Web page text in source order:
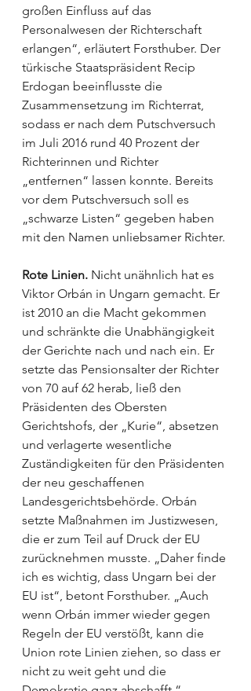
großen Einfluss auf das
Personalwesen der Rich­terschaft
erlangen“, erläutert Forsthuber. Der
türkische Staatspräsident Recip
Erdogan beeinflusste die
Zusammensetzung im Richterrat,
sodass er nach dem Putschversuch
im Juli 2016 rund 40 Prozent der
Richterinnen und Richter
„entfernen“ lassen konnte. Bereits
vor dem Putschversuch soll es
„schwarze Listen“ gegeben haben
mit den Namen unliebsamer Richter.
Rote Linien. Nicht unähnlich hat es
Viktor Orbán in Ungarn gemacht. Er
ist 2010 an die Macht gekommen
und schränkte die Unabhängigkeit
der Gerichte nach und nach ein. Er
setzte das Pensionsalter der Richter
von 70 auf 62 herab, ließ den
Präsidenten des Obers­ten
Gerichtshofs, der „Kurie“, absetzen
und verlagerte wesentliche
Zuständigkeiten für den Präsidenten
der neu geschaffenen
Landesgerichtsbehörde. Orbán
setzte Maßnahmen im Justizwesen,
die er zum Teil auf Druck der EU
zurücknehmen musste. „Daher finde
ich es wichtig, dass Ungarn bei der
EU ist“, betont Forsthuber. „Auch
wenn Orbán immer wieder gegen
Regeln der EU verstößt, kann die
Union rote Li­nien ziehen, so dass er
nicht zu weit geht und die